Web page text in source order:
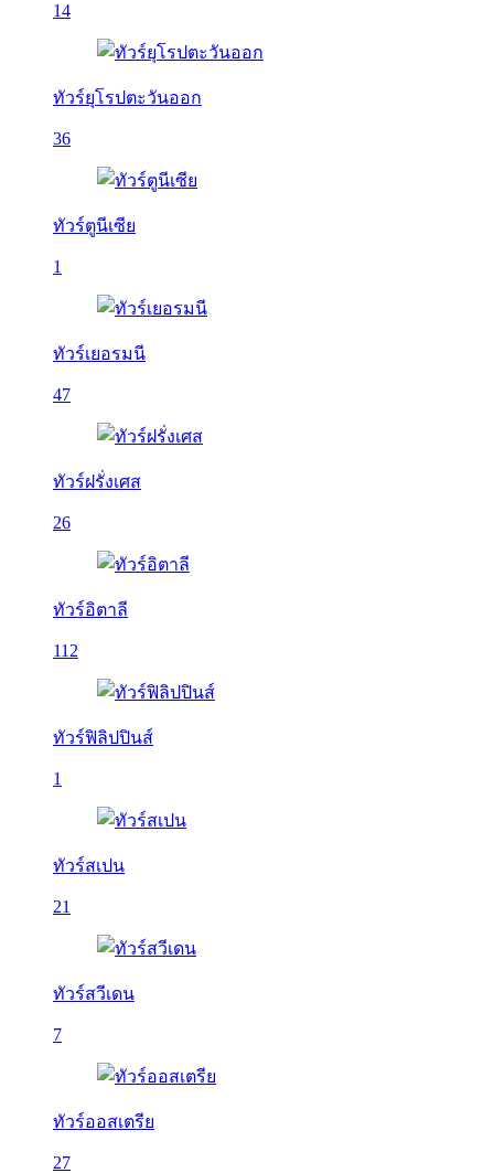
14
ทัวร์ยุโรปตะวันออก
36
ทัวร์ตูนีเซีย
1
ทัวร์เยอรมนี
47
ทัวร์ฝรั่งเศส
26
ทัวร์อิตาลี
112
ทัวร์ฟิลิปปินส์
1
ทัวร์สเปน
21
ทัวร์สวีเดน
7
ทัวร์ออสเตรีย
27